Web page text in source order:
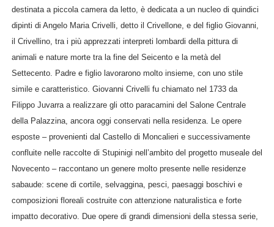
destinata a piccola camera da letto, è dedicata a un nucleo di quindici
dipinti di Angelo Maria Crivelli, detto il Crivellone, e del figlio Giovanni,
il Crivellino, tra i più apprezzati interpreti lombardi della pittura di
animali e nature morte tra la fine del Seicento e la metà del
Settecento. Padre e figlio lavorarono molto insieme, con uno stile
simile e caratteristico. Giovanni Crivelli fu chiamato nel 1733 da
Filippo Juvarra a realizzare gli otto paracamini del Salone Centrale
della Palazzina, ancora oggi conservati nella residenza. Le opere
esposte – provenienti dal Castello di Moncalieri e successivamente
confluite nelle raccolte di Stupinigi nell’ambito del progetto museale del
Novecento – raccontano un genere molto presente nelle residenze
sabaude: scene di cortile, selvaggina, pesci, paesaggi boschivi e
composizioni floreali costruite con attenzione naturalistica e forte
impatto decorativo. Due opere di grandi dimensioni della stessa serie,